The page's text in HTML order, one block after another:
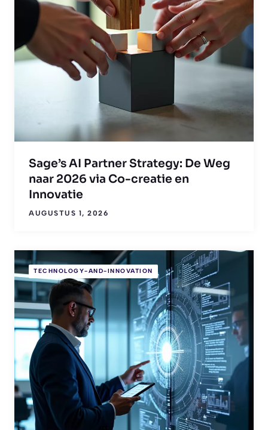
Sage’s AI Partner Strategy: De Weg
naar 2026 via Co-creatie en
Innovatie
AUGUSTUS 1, 2026
TECHNOLOGY-AND-INNOVATION